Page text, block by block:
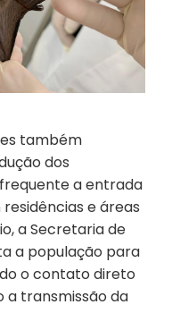
também
dos
a entrada
e áreas
a Secretaria de
a população para
o contato direto
a transmissão da